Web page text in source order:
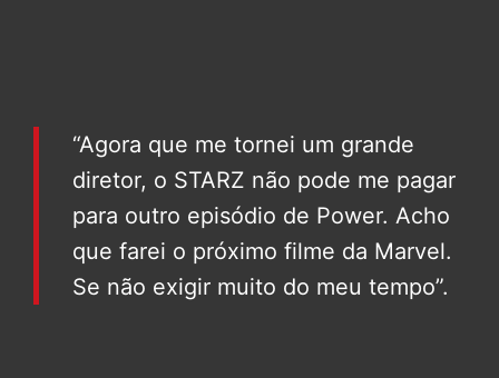
“Agora que me tornei um grande
diretor, o STARZ não pode me pagar
para outro episódio de Power. Acho
que farei o próximo filme da Marvel.
Se não exigir muito do meu tempo”.